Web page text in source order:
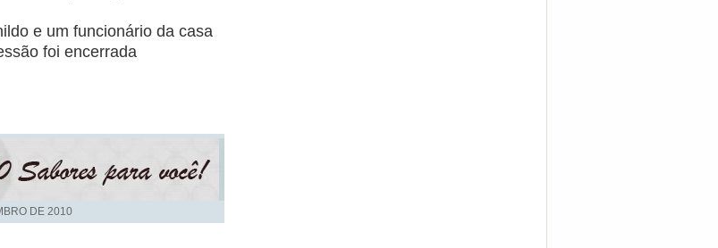
e um funcionário da casa
foi encerrada
DE 2010